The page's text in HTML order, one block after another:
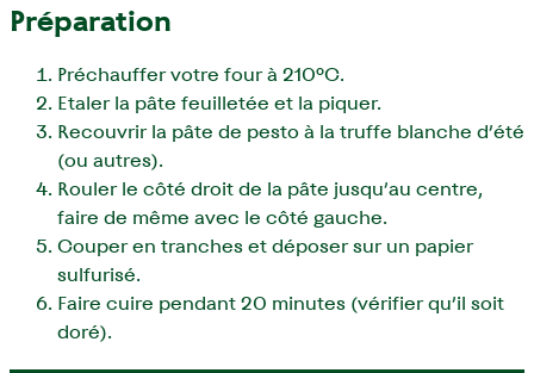
Préparation
Préchauffer votre four à 210°C.
Etaler la pâte feuilletée et la piquer.
Recouvrir la pâte de pesto à la truffe blanche d’été
(ou autres).
Rouler le côté droit de la pâte jusqu’au centre,
faire de même avec le côté gauche.
Couper en tranches et déposer sur un papier
sulfurisé.
Faire cuire pendant 20 minutes (vérifier qu’il soit
doré).